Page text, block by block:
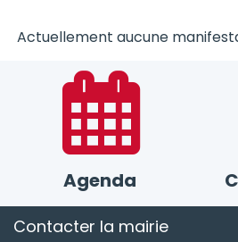
Actuellement aucune
Agenda
Contacter la mairie